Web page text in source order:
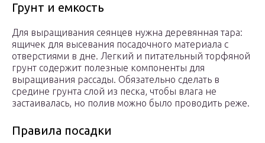
Грунт и емкость
Для выращивания сеянцев нужна деревянная тара:
ящичек для высевания посадочного материала с
отверстиями в дне. Легкий и питательный торфяной
грунт содержит полезные компоненты для
выращивания рассады. Обязательно сделать в
средине грунта слой из песка, чтобы влага не
застаивалась, но полив можно было проводить реже.
Правила посадки